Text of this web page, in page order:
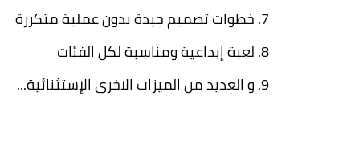
خطوات تصميم جيدة بدون عملية متكررة
لعبة إبداعية ومناسبة لكل الفئات
و العديد من الميزات الاخرى الإستثنائية...